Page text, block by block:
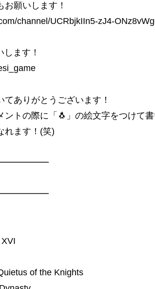
願いします！
channel/UCRbjkIIn5-zJ4-
ます！
ありがとうございます！
ントの際に「🐧」の絵文字をつけて
れます！(笑)
of the Knights